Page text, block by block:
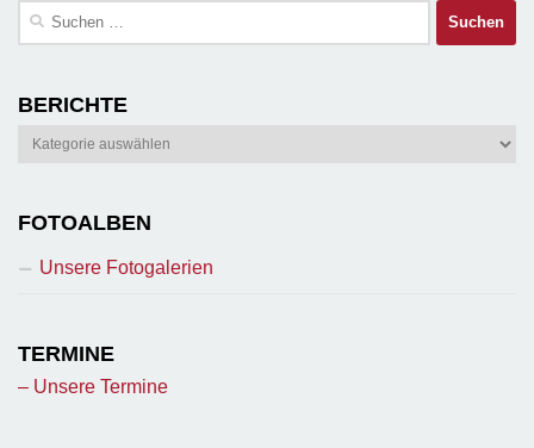
Suchen
BERICHTE
Berichte
FOTOALBEN
Unsere Fotogalerien
TERMINE
– Unsere Termine